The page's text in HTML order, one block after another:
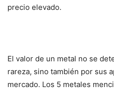
precio elevado.
El valor de un metal no se
rareza, sino también por sus
mercado. Los 5 metales